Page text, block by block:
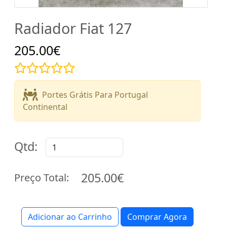
Radiador Fiat 127
205.00€
Portes Grátis Para Portugal
Continental
Qtd:
Preço Total: 205.00€
Adicionar ao Carrinho Comprar Agora